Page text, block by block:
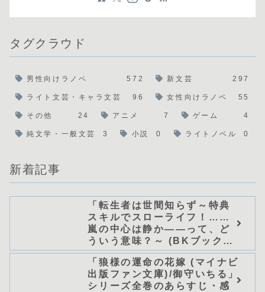
タグクラウド
男性向けラノベ 572 新文芸 297
ライト文芸・キャラ文芸 96 女性向けラノベ 55
その他 24 アニメ 7 ゲーム 4
純文学・一般文芸 3 小説 0 ライトノベル 0
新着記事
「転生者は世間知らず～特典
スキルでスローライフ！……
嵐の中心は静か――って、ど
ういう意味？～ (BKブック
ス)/唖鳴蝉」シリーズ全巻のあ
らすじ・感想
「狼様の運命の花嫁 (マイナビ
出版ファン文庫)/御守いちる」
シリーズ全巻のあらすじ・感